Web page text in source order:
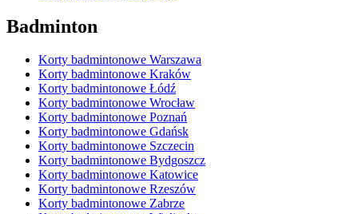
Badminton
Korty badmintonowe Warszawa
Korty badmintonowe Kraków
Korty badmintonowe Łódź
Korty badmintonowe Wrocław
Korty badmintonowe Poznań
Korty badmintonowe Gdańsk
Korty badmintonowe Szczecin
Korty badmintonowe Bydgoszcz
Korty badmintonowe Katowice
Korty badmintonowe Rzeszów
Korty badmintonowe Zabrze